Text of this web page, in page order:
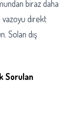
biraz daha
vazoyu direkt
Solan dış
Sorulan